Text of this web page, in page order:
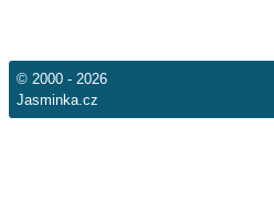
© 2000 - 2026
Jasminka.cz